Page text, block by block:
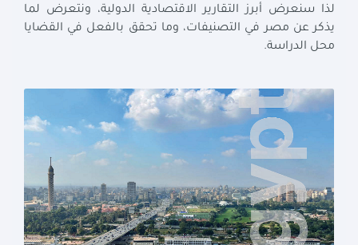
لذا سنعرض أبرز التقارير الاقتصادية الدولية، ونتعرض لما
يذكر عن مصر في التصنيفات، وما تحقق بالفعل في القضايا
محل الدراسة.